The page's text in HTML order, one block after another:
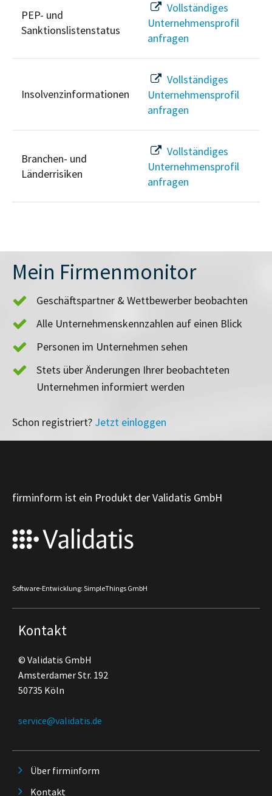
PEP- und
Sanktionslistenstatus
Vollständiges
Unternehmensprofil
anfragen
Insolvenzinformationen
Vollständiges
Unternehmensprofil
anfragen
Branchen- und
Länderrisiken
Vollständiges
Unternehmensprofil
anfragen
Mein Firmenmonitor
Geschäftspartner & Wettbewerber beobachten
Alle Unternehmenskennzahlen auf einen Blick
Personen im Unternehmen sehen
Stets über Änderungen Ihrer beobachteten
Unternehmen informiert werden
Schon registriert? Jetzt einloggen
firminform ist ein Produkt der Validatis GmbH
Software-Entwicklung: SimpleThings GmbH
Kontakt
© Validatis GmbH
Amsterdamer Str. 192
50735 Köln
service@validatis.de
Über firminform
Kontakt